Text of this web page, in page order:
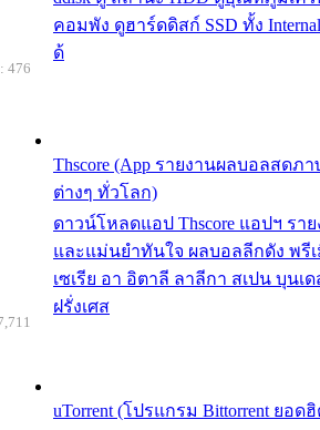
คอมพัง ดูฮาร์ดดิสก์ SSD ทั้ง
ด้
Thscore (App รายงานผลบอลสดภ
ต่างๆ ทั่วโลก)
ดาวน์โหลดแอป Thscore แอปฯ รา
และแม่นยำทันใจ ผลบอลลีกดัง พรี
เซเรีย อา อิตาลี ลาลีกา สเปน บุนเ
ฝรั่งเศส
476
uTorrent (โปรแกรม Bittorrent ยอด